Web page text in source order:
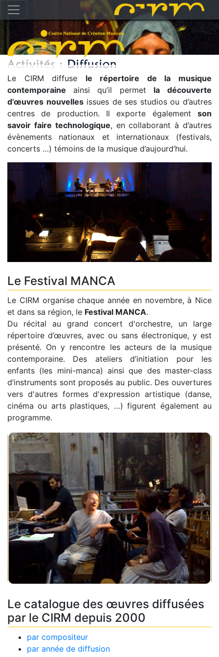
Le CIRM diffuse le répertoire de la musique
contemporaine ainsi qu’il permet la
découverte
d’œuvres nouvellesissues de ses studios ou d’autres
centres de production. Il exporte également son
savoir faire technologique, en collaborant à d’autres
évènements nationaux et internationaux (festivals,
concerts …) témoins de la musique d’aujourd’hui.
Le Festival MANCA
Le CIRM organise chaque année en novembre, à Nice
et dans sa région, le Festival MANCA.
Du récital au grand concert d'orchestre, un large
répertoire d’œuvres, avec ou sans électronique, y est
présenté. On y rencontre les acteurs de la musique
contemporaine. Des ateliers d’initiation pour les
enfants (les mini-manca) ainsi que des master-class
d’instruments sont proposés au public. Des ouvertures
vers d'autres formes d'expression artistique (danse,
cinéma ou arts plastiques, …) figurent également au
programme.
Le catalogue des œuvres diffusées
par le CIRM depuis 2000
par compositeur
par année de diffusion